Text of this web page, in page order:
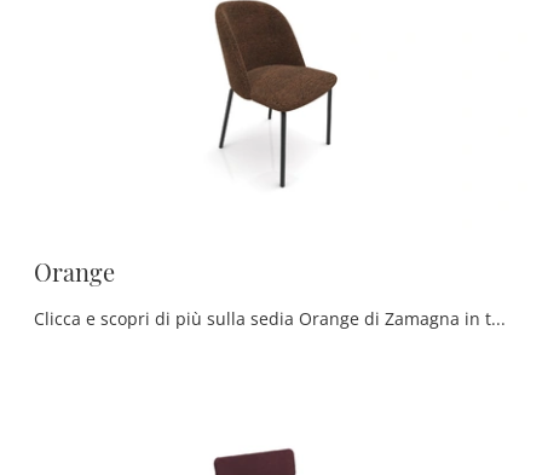
Orange
Clicca e scopri di più sulla sedia Orange di Zamagna in tessuto: le più belle Sedie fisse moderne ti attendono.